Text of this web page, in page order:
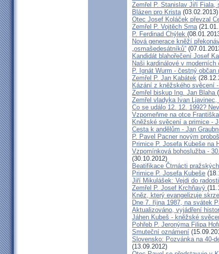
Zemřel P. Stanislav Jiří Fiala,
Blázen pro Krista(03.02.2013)
Otec Josef Koláček převzal
Zemřel P. Vojtěch Srna
P. Ferdinad Chýlek
Nová generace kněží
„osmašedesátníků”
Kandidát blahořečení Josef
Naši kardinálové v
P. Ignát Wurm - čestný
Zemřel P. Jan Kabátek
Kázání z kněžského svěcení
Zemřel biskup Ing. Jan Blaha
Zemřel vladyka Ivan
Co se událo 12. 12. 1992?
Vzpomeňme na otce
Kněžské svěcení a primice -
Cesta k andělům - Jan
P. Pavel Pacner novým
Primice P. Josefa Kubeše na
Vzpomínková bohoslužba -
(30.10.2012)
Beatifikace Čtrnácti
Primice P. Josefa Kubeše
Jiří Mikulášek: Vejdi do
Zemřel P. Josef Krchňavý
Kněz, který evangelizuje
Dne 7. října 1987, na svátek
Aktualizováno, vyjádření
Jáhen Kubeš - kněžské
Pohřeb P. Jeronýma Filipa
Smuteční oznámení
Slovensko: Pozvánka na 40-
(13.09.2012)